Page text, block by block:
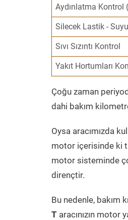
Aydınlatma Kontrol
Silecek Lastik -
Sıvı Sızıntı Kontrol
Yakıt Hortumları
Çoğu zaman
dahi bakım
Oysa aracımızda
motor içerisinde ki
motor sisteminde
dirençtir.
Bu nedenle, bakım
T aracınızın motor